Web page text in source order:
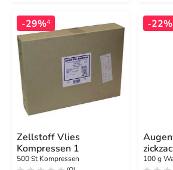
-29%4
Zellstoff Vlies
Kompressen 1
500 St Kompressen
-22%
100 g